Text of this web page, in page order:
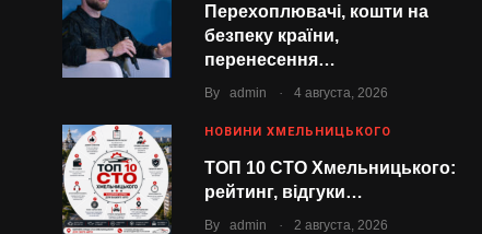
Перехоплювачі, кошти на
безпеку країни,
перенесення…
By admin . 4 августа, 2026
НОВИНИ ХМЕЛЬНИЦЬКОГО
ТОП 10 СТО Хмельницького:
рейтинг, відгуки…
By admin . 2 августа, 2026